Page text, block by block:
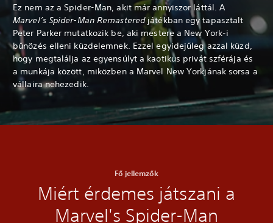
Ez nem az a Spider-Man, akit már annyiszor láttál. A
Marvel’s Spider-Man Remasteredjátékban egy tapasztalt
Peter Parker mutatkozik be, aki mestere a New York-i
bűnözés elleni küzdelemnek. Ezzel egyidejűleg azzal küzd,
hogy megtalálja az egyensúlyt a kaotikus privát szférája és
a munkája között, miközben a Marvel New Yorkjának sorsa a
vállaira nehezedik.
Fő jellemzők
Miért érdemes játszani a
Marvel's Spider-Man